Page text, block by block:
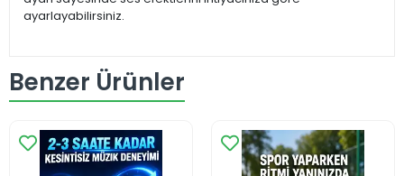
ayarlayabilirsiniz.
Benzer Ürünler